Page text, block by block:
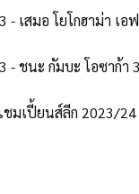
- เสมอ โยโกฮาม่า เอ
- ชนะ กัมบะ โอซาก้า
มเปี้ยนส์ลีก 2023/